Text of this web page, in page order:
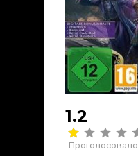
1.2
Проголосовало